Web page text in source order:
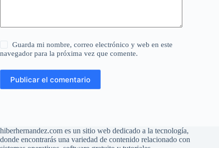
Guarda mi nombre, correo electrónico y web en este
navegador para la próxima vez que comente.
Publicar el comentario
hiberhernandez.com es un sitio web dedicado a la tecnología,
donde encontrarás una variedad de contenido relacionado con